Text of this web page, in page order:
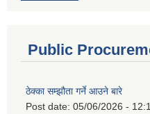
Public
ठेक्का सम्झौता गर्ने आउने बारे
Post date: 05/06/2026 -